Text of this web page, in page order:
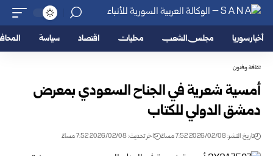
أخبار سوريا مجلس الشعب محليات اقتصاد سياسة
ثقافة وفنون
أمسية شعرية في الجناح السعودي بمعرض
دمشق الدولي للكتاب
تاريخ النشر: 2026/02/08 7:52 مساءً اخر تحديث: 2026/02/08 7:52 مساءً